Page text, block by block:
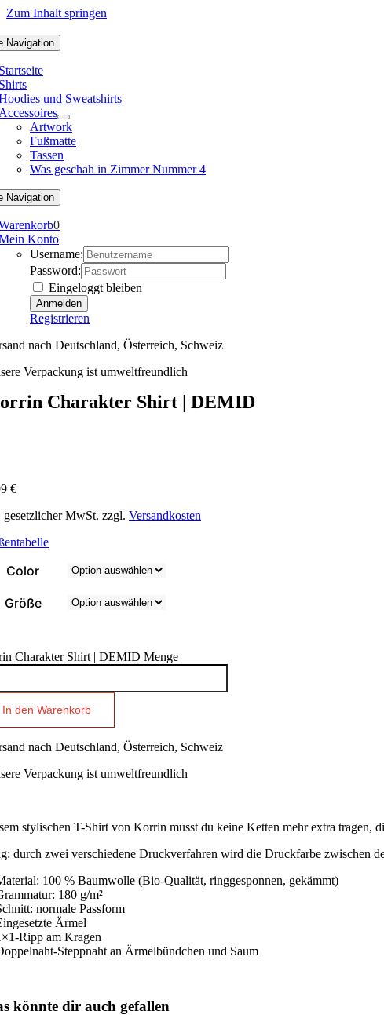
Zum Inhalt springen
Navigation
und Sweatshirts
Artwork
Fußmatte
Tassen
Was geschah in Zimmer Nummer 4
Navigation
0
Konto
Username:
Password:
Eingeloggt bleiben
Registrieren
nach Deutschland, Österreich, Schweiz
Verpackung ist umweltfreundlich
Charakter Shirt | DEMID
€
MwSt. zzgl. Versandkosten
Color
Größe
Charakter Shirt | DEMID Menge
In den Warenkorb
nach Deutschland, Österreich, Schweiz
Verpackung ist umweltfreundlich
stylischen T-Shirt von Korrin musst du keine Ketten mehr extra
durch zwei verschiedene Druckverfahren wird die Druckfarbe zwischen
100 % Baumwolle (Bio-Qualität, ringgesponnen, gekämmt)
180 g/m²
normale Passform
Ärmel
Ripp am Kragen
Steppnaht an Ärmelbündchen und Saum
könnte dir auch gefallen